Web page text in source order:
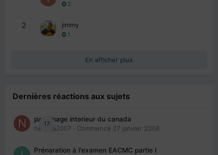
2
2 jimmy
1
En afficher plus
Dernières réactions aux sujets
17
parrainage interieur du canada
nedjma2007 · Commencé 27 janvier 2008
Préparation à l'examen EACMC partie I